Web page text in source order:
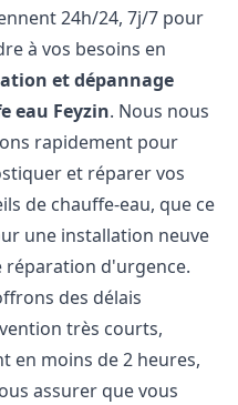
24h/24, 7j/7 pour
à vos besoins en
et dépannage
eau Feyzin. Nous nous
rapidement pour
et réparer vos
de chauffe-eau, que ce
une installation neuve
réparation d'urgence.
des délais
très courts,
en moins de 2 heures,
assurer que vous